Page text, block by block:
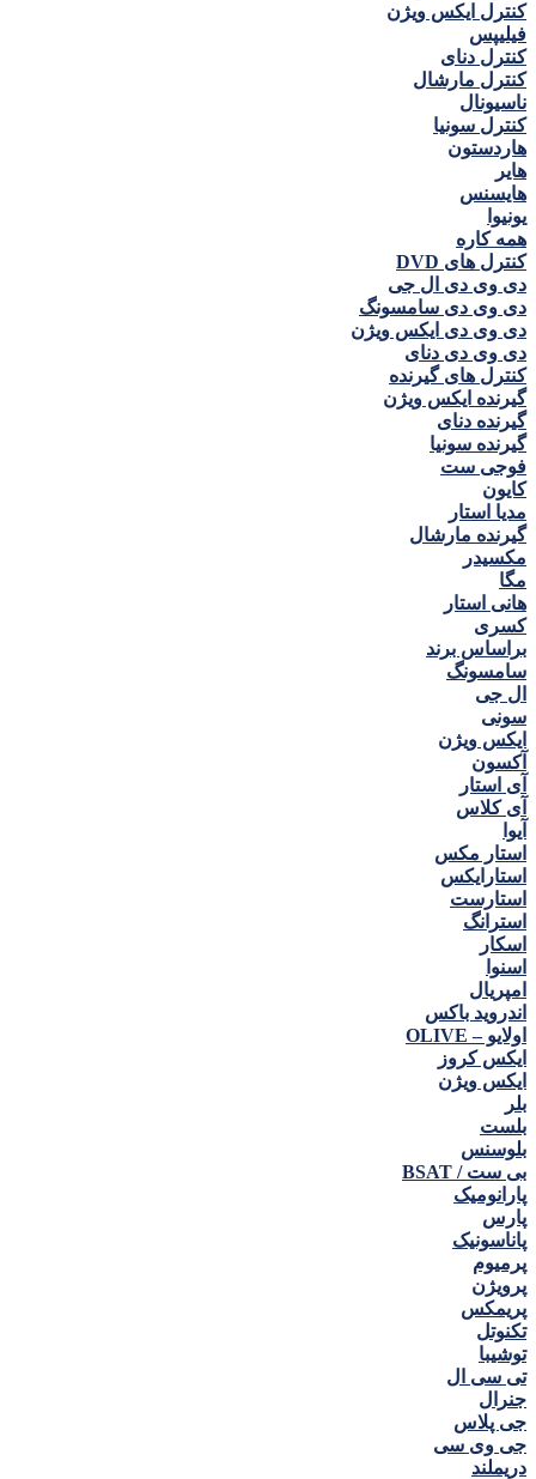
کنترل ايكس ويژن
فيليپس
کنترل دنای
کنترل مارشال
ناسيونال
کنترل سونيا
هاردستون
هاير
هايسنس
يونيوا
همه كاره
کنترل های DVD
دی وی دی ال جی
دی وی دی سامسونگ
دی وی دی ايكس ويژن
دی وی دی دنای
کنترل های گیرنده
گیرنده ايكس ويژن
گیرنده دنای
گیرنده سونیا
فوجی ست
كايون
مديا استار
گیرنده مارشال
مكسيدر
مگا
هانی استار
كسری
براساس برند
سامسونگ
ال جی
سونی
ایکس ویژن
آکسون
آی استار
آی کلاس
آیوا
استار مکس
استارایکس
استارست
استرانگ
اسکار
اسنوا
امپریال
اندروید باکس
اولایو – OLIVE
ایکس کروز
ایکس ویژن
بلر
بلست
بلوسنس
بی ست / BSAT
پارانومیک
پارس
پاناسونیک
پرمیوم
پرویژن
پریمکس
تکنوتل
توشیبا
تی سی ال
جنرال
جی پلاس
جی وی سی
دریملند